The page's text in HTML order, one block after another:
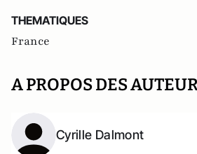
THEMATIQUES
France
A PROPOS DES
Cyrille Dalmont